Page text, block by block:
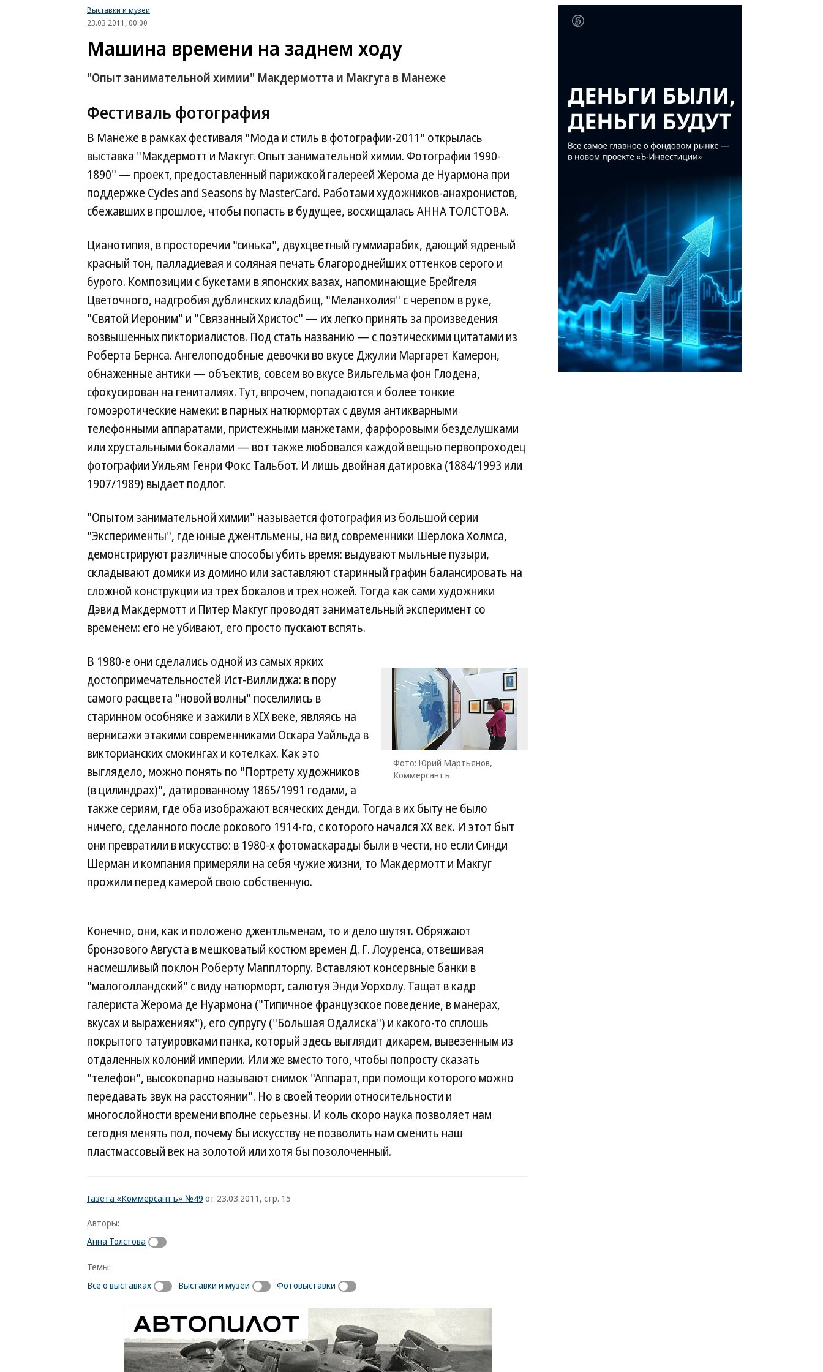
Выставки и музеи
23.03.2011, 00:00
Машина времени на заднем ходу
"Опыт занимательной химии" Макдермотта и Макгуга в Манеже
Фестиваль фотография
В Манеже в рамках фестиваля "Мода и стиль в фотографии-2011" открылась
выставка "Макдермотт и Макгуг. Опыт занимательной химии. Фотографии 1990-
1890" — проект, предоставленный парижской галереей Жерома де Нуармона при
поддержке Cycles and Seasons by MasterCard. Работами художников-анахронистов,
сбежавших в прошлое, чтобы попасть в будущее, восхищалась АННА ТОЛСТОВА.
Цианотипия, в просторечии "синька", двухцветный гуммиарабик, дающий ядреный
красный тон, палладиевая и соляная печать благороднейших оттенков серого и
бурого. Композиции с букетами в японских вазах, напоминающие Брейгеля
Цветочного, надгробия дублинских кладбищ, "Меланхолия" с черепом в руке,
"Святой Иероним" и "Связанный Христос" — их легко принять за произведения
возвышенных пикториалистов. Под стать названию — с поэтическими цитатами из
Роберта Бернса. Ангелоподобные девочки во вкусе Джулии Маргарет Камерон,
обнаженные антики — объектив, совсем во вкусе Вильгельма фон Глодена,
сфокусирован на гениталиях. Тут, впрочем, попадаются и более тонкие
гомоэротические намеки: в парных натюрмортах с двумя антикварными
телефонными аппаратами, пристежными манжетами, фарфоровыми безделушками
или хрустальными бокалами — вот также любовался каждой вещью первопроходец
фотографии Уильям Генри Фокс Тальбот. И лишь двойная датировка (1884/1993 или
1907/1989) выдает подлог.
"Опытом занимательной химии" называется фотография из большой серии
"Эксперименты", где юные джентльмены, на вид современники Шерлока Холмса,
демонстрируют различные способы убить время: выдувают мыльные пузыри,
складывают домики из домино или заставляют старинный графин балансировать на
сложной конструкции из трех бокалов и трех ножей. Тогда как сами художники
Дэвид Макдермотт и Питер Макгуг проводят занимательный эксперимент со
временем: его не убивают, его просто пускают вспять.
Фото: Юрий Мартьянов,
Коммерсантъ
В 1980-е они сделались одной из самых ярких
достопримечательностей Ист-Виллиджа: в пору
самого расцвета "новой волны" поселились в
старинном особняке и зажили в XIX веке, являясь на
вернисажи этакими современниками Оскара Уайльда в
викторианских смокингах и котелках. Как это
выглядело, можно понять по "Портрету художников
(в цилиндрах)", датированному 1865/1991 годами, а
также сериям, где оба изображают всяческих денди. Тогда в их быту не было
ничего, сделанного после рокового 1914-го, с которого начался XX век. И этот быт
они превратили в искусство: в 1980-х фотомаскарады были в чести, но если Синди
Шерман и компания примеряли на себя чужие жизни, то Макдермотт и Макгуг
прожили перед камерой свою собственную.
Конечно, они, как и положено джентльменам, то и дело шутят. Обряжают
бронзового Августа в мешковатый костюм времен Д. Г. Лоуренса, отвешивая
насмешливый поклон Роберту Мапплторпу. Вставляют консервные банки в
"малоголландский" с виду натюрморт, салютуя Энди Уорхолу. Тащат в кадр
галериста Жерома де Нуармона ("Типичное французское поведение, в манерах,
вкусах и выражениях"), его супругу ("Большая Одалиска") и какого-то сплошь
покрытого татуировками панка, который здесь выглядит дикарем, вывезенным из
отдаленных колоний империи. Или же вместо того, чтобы попросту сказать
"телефон", высокопарно называют снимок "Аппарат, при помощи которого можно
передавать звук на расстоянии". Но в своей теории относительности и
многослойности времени вполне серьезны. И коль скоро наука позволяет нам
сегодня менять пол, почему бы искусству не позволить нам сменить наш
пластмассовый век на золотой или хотя бы позолоченный.
Газета «Коммерсантъ» №49 от 23.03.2011, стр. 15
Авторы:
Анна Толстова
Темы:
Все о выставках
Выставки и музеи Фотовыставки